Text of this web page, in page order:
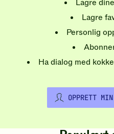
Lagre
Lagre
Personlig
Ha dialog med
OPPRETT